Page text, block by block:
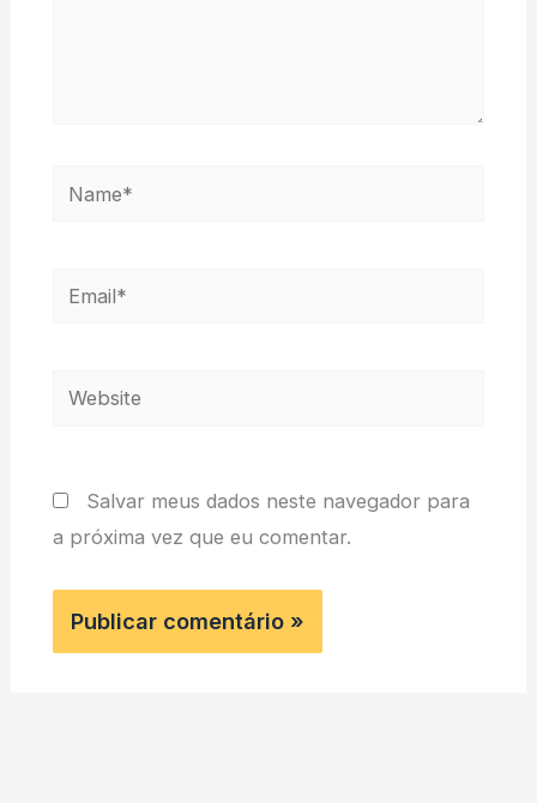
Name*
Email*
Website
Salvar meus dados neste navegador para
a próxima vez que eu comentar.